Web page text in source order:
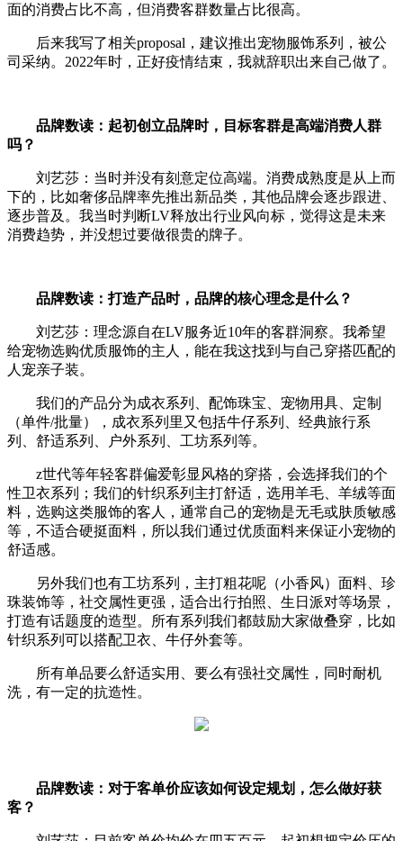
面的消费占比不高，但消费客群数量占比很高。
后来我写了相关proposal，建议推出宠物服饰系列，被公
司采纳。2022年时，正好疫情结束，我就辞职出来自己做了。
品牌数读：起初创立品牌时，目标客群是高端消费人群
吗？
刘艺莎：当时并没有刻意定位高端。消费成熟度是从上而
下的，比如奢侈品牌率先推出新品类，其他品牌会逐步跟进、
逐步普及。我当时判断LV释放出行业风向标，觉得这是未来
消费趋势，并没想过要做很贵的牌子。
品牌数读：打造产品时，品牌的核心理念是什么？
刘艺莎：理念源自在LV服务近10年的客群洞察。我希望
给宠物选购优质服饰的主人，能在我这找到与自己穿搭匹配的
人宠亲子装。
我们的产品分为成衣系列、配饰珠宝、宠物用具、定制
（单件/批量），成衣系列里又包括牛仔系列、经典旅行系
列、舒适系列、户外系列、工坊系列等。
z世代等年轻客群偏爱彰显风格的穿搭，会选择我们的个
性卫衣系列；我们的针织系列主打舒适，选用羊毛、羊绒等面
料，选购这类服饰的客人，通常自己的宠物是无毛或肤质敏感
等，不适合硬挺面料，所以我们通过优质面料来保证小宠物的
舒适感。
另外我们也有工坊系列，主打粗花呢（小香风）面料、珍
珠装饰等，社交属性更强，适合出行拍照、生日派对等场景，
打造有话题度的造型。所有系列我们都鼓励大家做叠穿，比如
针织系列可以搭配卫衣、牛仔外套等。
所有单品要么舒适实用、要么有强社交属性，同时耐机
洗，有一定的抗造性。
品牌数读：对于客单价应该如何设定规划，怎么做好获
客？